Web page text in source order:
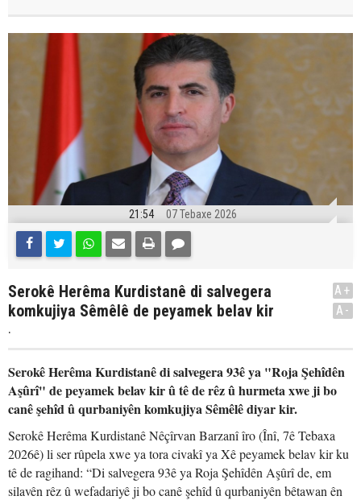
21:54 07 Tebaxe 2026
Serokê Herêma Kurdistanê di salvegera
komkujiya Sêmêlê de peyamek belav kir
.
A+
A-
Serokê Herêma Kurdistanê di salvegera 93ê ya "Roja Şehîdên
Aşûrî" de peyamek belav kir û tê de rêz û hurmeta xwe ji bo
canê şehîd û qurbaniyên komkujiya Sêmêlê diyar kir.
Serokê Herêma Kurdistanê Nêçîrvan Barzanî îro (Înî, 7ê Tebaxa
2026ê) li ser rûpela xwe ya tora civakî ya Xê peyamek belav kir ku
tê de ragihand: “Di salvegera 93ê ya Roja Şehîdên Aşûrî de, em
silavên rêz û wefadariyê ji bo canê şehîd û qurbaniyên bêtawan ên